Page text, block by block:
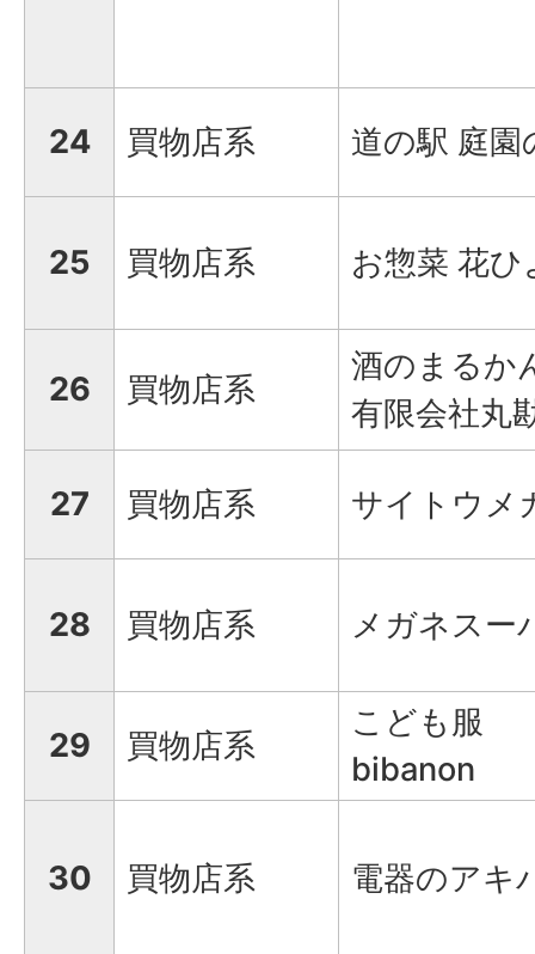
24 買物店系 道の駅 庭園
25 買物店系 お惣菜 花ひ
26 買物店系
酒のまるか
有限会社丸
27 買物店系 サイトウメ
28 買物店系 メガネスー
29 買物店系
こども服
bibanon
30 買物店系 電器のアキ